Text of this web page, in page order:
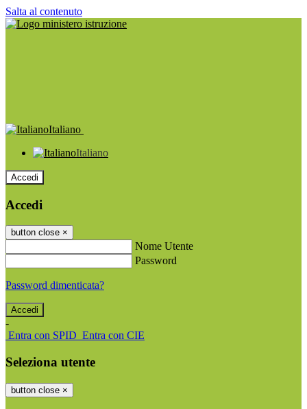
Salta al contenuto
Italiano
Italiano
Accedi
Accedi
button close ×
Nome Utente
Password
Password dimenticata?
-
Entra con SPID Entra con CIE
Seleziona utente
button close ×